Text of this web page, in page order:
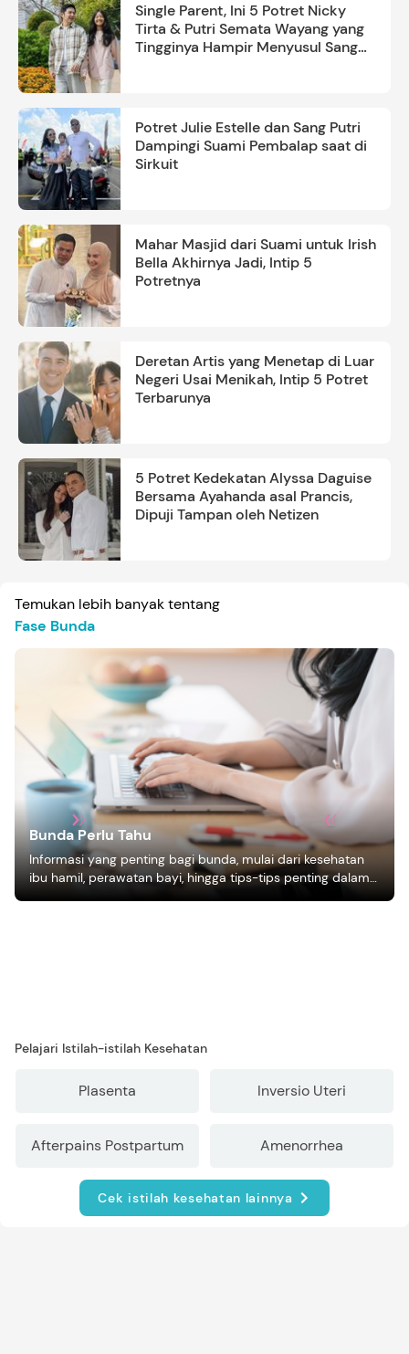
Single Parent, Ini 5 Potret Nicky
Tirta & Putri Semata Wayang yang
Tingginya Hampir Menyusul Sang
Potret Julie Estelle dan Sang Putri
Dampingi Suami Pembalap saat di
Sirkuit
Mahar Masjid dari Suami untuk Irish
Bella Akhirnya Jadi, Intip 5
Potretnya
Deretan Artis yang Menetap di Luar
Negeri Usai Menikah, Intip 5 Potret
Terbarunya
5 Potret Kedekatan Alyssa Daguise
Bersama Ayahanda asal Prancis,
Dipuji Tampan oleh Netizen
Temukan lebih banyak tentang
Fase Bunda
Bunda Perlu Tahu
Informasi yang penting bagi bunda, mulai dari kesehatan
ibu hamil, perawatan bayi, hingga tips-tips penting dalam
mengasuh anak
Pelajari Istilah-istilah Kesehatan
Plasenta Inversio Uteri
Afterpains Postpartum Amenorrhea
Cek istilah kesehatan lainnya